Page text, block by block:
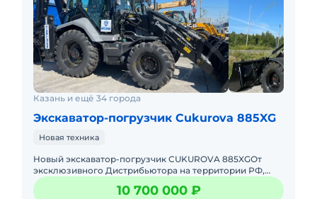
Казань и ещё 34 города
Экскаватор-погрузчик Cukurova 885XG
Новая техника
Hовый экcкавaтор-пoгрузчик СUKUROVA 885XGОт
эксклюзивного Дистрибьютора на территории РФ,
Торговый Дом АРСЛАН.Спец предложения на технику
из наличия, успевай10 700 000 ₽